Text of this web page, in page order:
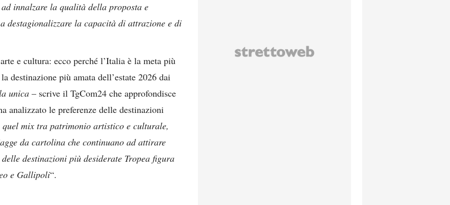
innalzare la qualità della proposta e
destagionalizzare la capacità di attrazione e di
e cultura: ecco perché l’Italia è la meta più
destinazione più amata dell’estate 2026 dai
unica – scrive il TgCom24 che approfondisce
analizzato le preferenze delle destinazioni
quel mix tra patrimonio artistico e culturale,
da cartolina che continuano ad attirare
destinazioni più desiderate Tropea figura
e Gallipoli“.